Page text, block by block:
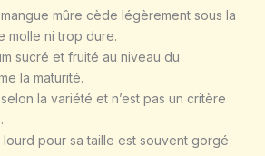
mûre cède légèrement sous la
molle ni trop dure.
sucré et fruité au niveau du
la maturité.
la variété et n’est pas un critère
lourd pour sa taille est souvent gorgé